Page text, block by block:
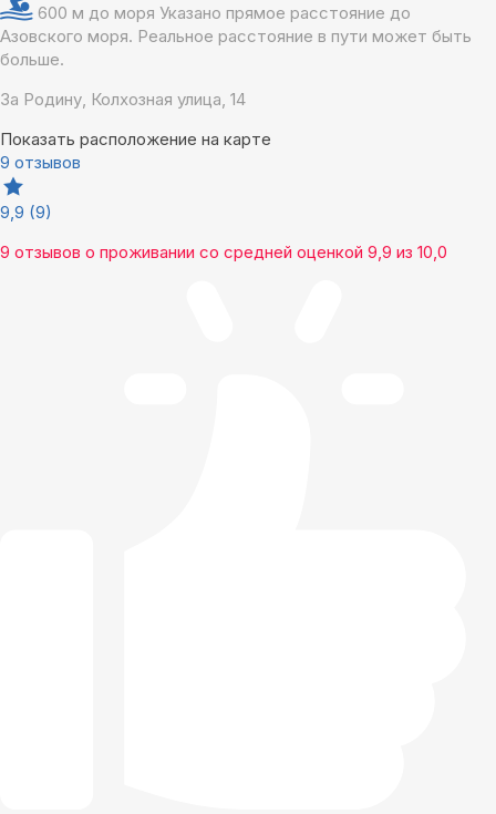
600 м до моря Указано прямое расстояние до
Азовского моря. Реальное расстояние в пути может быть
больше.
За Родину, Колхозная улица, 14
Показать расположение на карте
9 отзывов
9,9 (9)
9 отзывов о проживании со средней оценкой 9,9 из 10,0